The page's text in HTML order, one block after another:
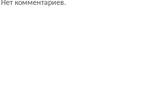
Нет комментариев.